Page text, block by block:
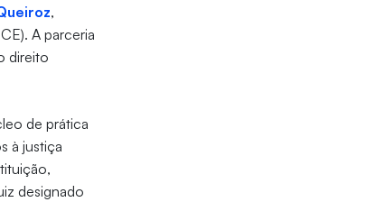
,
A parceria
direito
de prática
à justiça
designado